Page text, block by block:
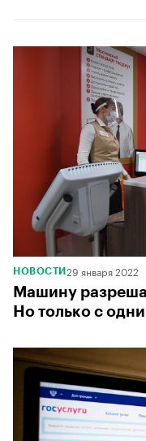
НОВОСТИ 29 января 2022
Машину
Но только с